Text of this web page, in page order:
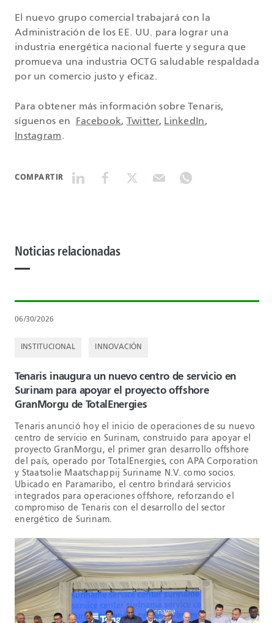
El nuevo grupo comercial trabajará con la
Administración de los EE. UU. para lograr una
industria energética nacional fuerte y segura que
promueva una industria OCTG saludable respaldada
por un comercio justo y eficaz.
Para obtener más información sobre Tenaris,
síguenos en Facebook, Twitter, LinkedIn,
Instagram.
COMPARTIR
Noticias relacionadas
06/30/2026
INSTITUCIONAL INNOVACIÓN
Tenaris inaugura un nuevo centro de servicio en
Surinam para apoyar el proyecto offshore
GranMorgu de TotalEnergies
Tenaris anunció hoy el inicio de operaciones de su nuevo
centro de servicio en Surinam, construido para apoyar el
proyecto GranMorgu, el primer gran desarrollo offshore
del país, operado por TotalEnergies, con APA Corporation
y Staatsolie Maatschappij Suriname N.V. como socios.
Ubicado en Paramaribo, el centro brindará servicios
integrados para operaciones offshore, reforzando el
compromiso de Tenaris con el desarrollo del sector
energético de Surinam.